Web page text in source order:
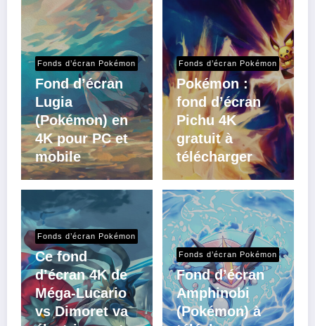
Fonds d’écran Pokémon
Fond d’écran
Lugia
(Pokémon) en
4K pour PC et
mobile
Fonds d’écran Pokémon
Pokémon :
fond d’écran
Pichu 4K
gratuit à
télécharger
Fonds d’écran Pokémon
Ce fond
d’écran 4K de
Méga-Lucario
vs Dimoret va
Fonds d’écran Pokémon
Fond d’écran
Amphinobi
(Pokémon) à